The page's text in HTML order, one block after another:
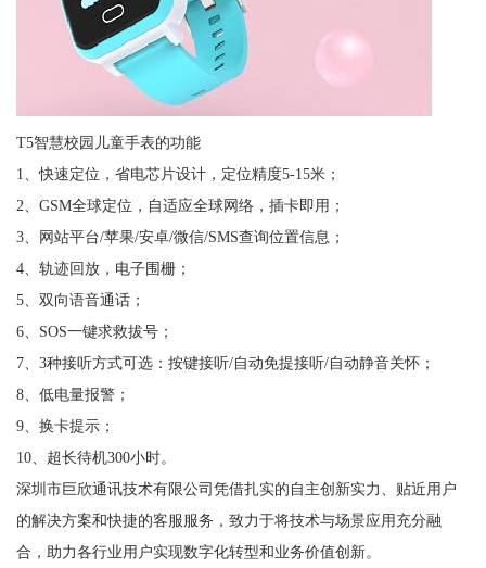
T5智慧校园儿童手表的功能
1、快速定位，省电芯片设计，定位精度5-15米；
2、GSM全球定位，自适应全球网络，插卡即用；
3、网站平台/苹果/安卓/微信/SMS查询位置信息；
4、轨迹回放，电子围栅；
5、双向语音通话；
6、SOS一键求救拔号；
7、3种接听方式可选：按键接听/自动免提接听/自动静音关怀；
8、低电量报警；
9、换卡提示；
10、超长待机300小时。
深圳市巨欣通讯技术有限公司凭借扎实的自主创新实力、贴近用户
的解决方案和快捷的客服服务，致力于将技术与场景应用充分融
合，助力各行业用户实现数字化转型和业务价值创新。